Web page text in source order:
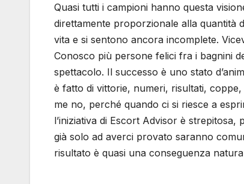
Quasi tutti i campioni hanno questa
direttamente proporzionale alla quantità
vita e si sentono ancora incomplete.
Conosco più persone felici fra i bagnini
spettacolo. Il successo è uno stato
è fatto di vittorie, numeri, risultati,
me no, perché quando ci si riesce a
l’iniziativa di Escort Advisor è
già solo ad averci provato saranno
risultato è quasi una conseguenza